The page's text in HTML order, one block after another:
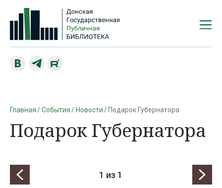
Главная События Новости Подарок Губернатора
Подарок Губернатора
1 из 1